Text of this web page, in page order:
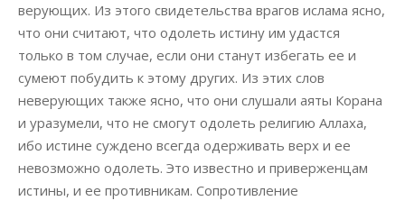
верующих. Из этого свидетельства врагов ислама ясно,
что они считают, что одолеть истину им удастся
только в том случае, если они станут избегать ее и
сумеют побудить к этому других. Из этих слов
неверующих также ясно, что они слушали аяты Корана
и уразумели, что не смогут одолеть религию Аллаха,
ибо истине суждено всегда одерживать верх и ее
невозможно одолеть. Это известно и приверженцам
истины, и ее противникам. Сопротивление